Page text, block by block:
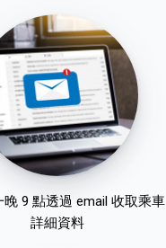
晚 9 點透過 email 收取乘車
詳細資料